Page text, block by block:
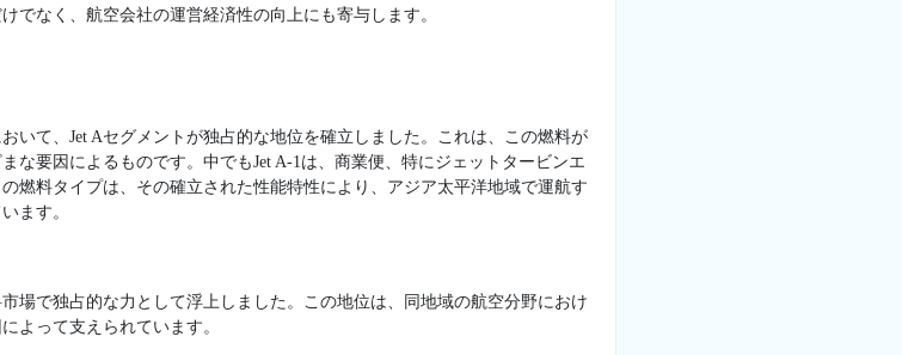
でなく、航空会社の運営経済性の向上にも寄与します。
いて、Jet Aセグメントが独占的な地位を確立しました。これは、この燃料が
な要因によるものです。中でもJet A-1は、商業便、特にジェットタービンエ
燃料タイプは、その確立された性能特性により、アジア太平洋地域で運航す
ます。
場で独占的な力として浮上しました。この地位は、同地域の航空分野におけ
よって支えられています。